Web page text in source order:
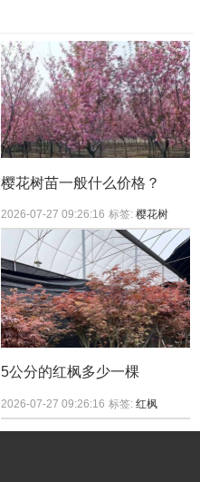
樱花树苗一般什么价格？
2026-07-27 09:26:16 标签:樱花树
5公分的红枫多少一棵
2026-07-27 09:26:16 标签:红枫